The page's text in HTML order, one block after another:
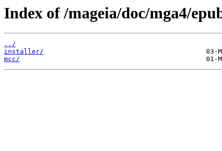
Index of /mageia/doc/mga4/
../
installer/
mcc/